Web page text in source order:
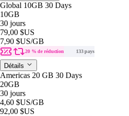
Global 10GB 30 Days
10GB
30 jours
79,00 $US
7,90 $US/GB
20 % de réduction 133 pays
Détails
Americas 20 GB 30 Days
20GB
30 jours
4,60 $US/GB
92,00 $US